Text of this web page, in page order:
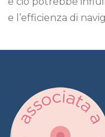
e l’efficienza di